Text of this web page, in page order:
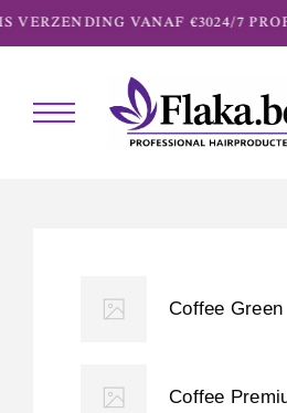
VANAF €3024/7
Coffee Green
Coffee